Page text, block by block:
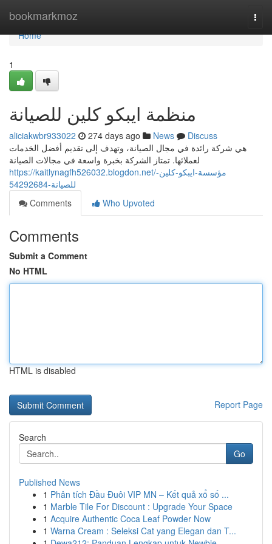
bookmarkmoz
Home
Home
1
منظمة ايبكو كلين للصيانة
aliciakwbr933022 274 days ago News
Discuss
هي شركة رائدة في مجال الصيانة، وتهدف إلى تقديم أفضل الخدمات
لعملائها. تمتاز الشركة بخبرة واسعة في مجالات الصيانة
https://kaitlynagfh526032.blogdon.net/مؤسسة-ايبكو-كلين-
للصيانة-54292684
Comments
Who Upvoted
Comments
Submit a Comment
No HTML
HTML is disabled
Report Page
Search
Go
Published News
1 Phân tích Đầu Đuôi VIP MN – Kết quả xổ số ...
1 Marble Tile For Discount : Upgrade Your Space
1 Acquire Authentic Coca Leaf Powder Now
1 Warna Cream : Seleksi Cat yang Elegan dan T...